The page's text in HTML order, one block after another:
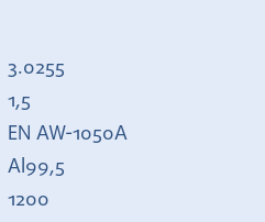
3.0255
1,5
EN AW-1050A
Al99,5
1200